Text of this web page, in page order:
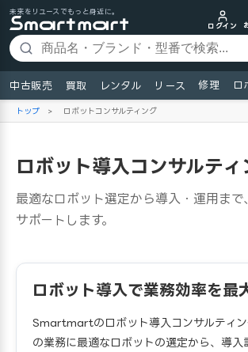
未来をリユースでもっと身近に。
ログイン
中古販売 買取 レンタル リース 修理 ロ
トップ > ロボットコンサルティング
ロボット導入コンサルティ
最適なロボット選定から導入・運用まで
サポートします。
ロボット導入で業務効率を最
Smartmartのロボット導入コンサルティ
の業務に最適なロボットの選定から、導入